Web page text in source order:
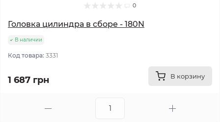
0
Головка цилиндра в сборе - 180N
В наличии
Код товара: 3331
1 687 грн В корзину